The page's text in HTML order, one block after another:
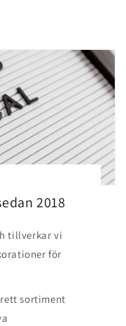
2018
tillverkar vi
för
sortiment